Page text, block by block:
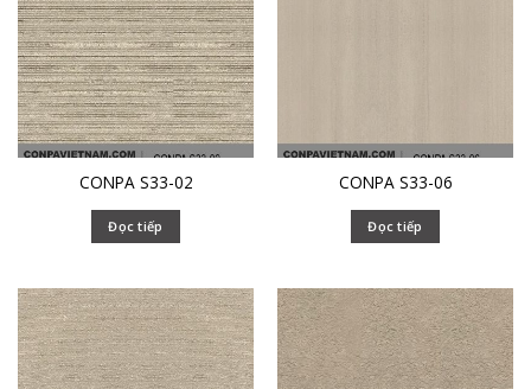
CONPA S33-02
Đọc tiếp
CONPA S33-06
Đọc tiếp